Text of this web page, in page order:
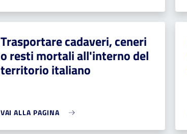
Trasportare cadaveri, ceneri
o resti mortali all'interno del
territorio italiano
VAI ALLA PAGINA